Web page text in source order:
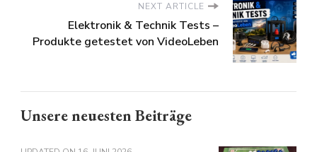
NEXT ARTICLE
Elektronik & Technik Tests –
Produkte getestet von VideoLeben
Unsere neuesten Beiträge